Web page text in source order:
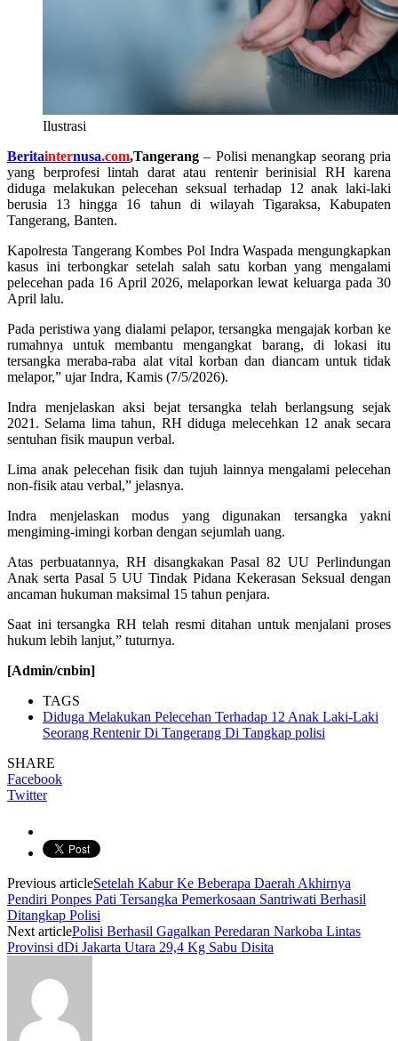
Ilustrasi
Beritainternusa.com,Tangerang – Polisi menangkap seorang pria
yang berprofesi lintah darat atau rentenir berinisial RH karena
diduga melakukan pelecehan seksual terhadap 12 anak laki-laki
berusia 13 hingga 16 tahun di wilayah Tigaraksa, Kabupaten
Tangerang, Banten.
Kapolresta Tangerang Kombes Pol Indra Waspada mengungkapkan
kasus ini terbongkar setelah salah satu korban yang mengalami
pelecehan pada 16 April 2026, melaporkan lewat keluarga pada 30
April lalu.
Pada peristiwa yang dialami pelapor, tersangka mengajak korban ke
rumahnya untuk membantu mengangkat barang, di lokasi itu
tersangka meraba-raba alat vital korban dan diancam untuk tidak
melapor,” ujar Indra, Kamis (7/5/2026).
Indra menjelaskan aksi bejat tersangka telah berlangsung sejak
2021. Selama lima tahun, RH diduga melecehkan 12 anak secara
sentuhan fisik maupun verbal.
Lima anak pelecehan fisik dan tujuh lainnya mengalami pelecehan
non-fisik atau verbal,” jelasnya.
Indra menjelaskan modus yang digunakan tersangka yakni
mengiming-imingi korban dengan sejumlah uang.
Atas perbuatannya, RH disangkakan Pasal 82 UU Perlindungan
Anak serta Pasal 5 UU Tindak Pidana Kekerasan Seksual dengan
ancaman hukuman maksimal 15 tahun penjara.
Saat ini tersangka RH telah resmi ditahan untuk menjalani proses
hukum lebih lanjut,” tuturnya.
[Admin/cnbin]
TAGS
Diduga Melakukan Pelecehan Terhadap 12 Anak Laki-Laki
Seorang Rentenir Di Tangerang Di Tangkap polisi
SHARE
Facebook
Twitter
Previous articleSetelah Kabur Ke Beberapa Daerah Akhirnya
Pendiri Ponpes Pati Tersangka Pemerkosaan Santriwati Berhasil
Ditangkap Polisi
Next articlePolisi Berhasil Gagalkan Peredaran Narkoba Lintas
Provinsi dDi Jakarta Utara 29,4 Kg Sabu Disita